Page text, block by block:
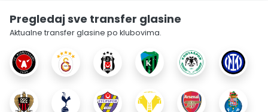
Pregledaj sve transfer glasine
Aktualne transfer glasine po klubovima.